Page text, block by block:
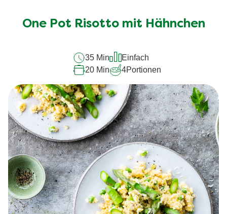
für
abgegeben
One Pot Risotto mit Hähnchen
35 Min
Einfach
20 Min
4Portionen